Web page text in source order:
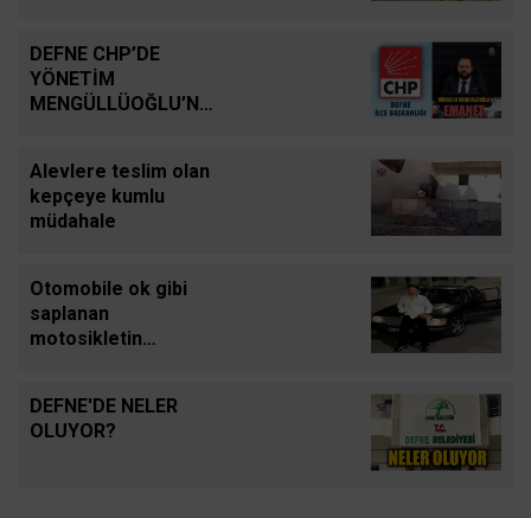
DEFNE CHP’DE
YÖNETİM
MENGÜLLÜOĞLU’NA
Alevlere teslim olan
kepçeye kumlu
müdahale
Otomobile ok gibi
saplanan
motosikletin
kalarak can verdiği
kaza kamerada
DEFNE'DE NELER
OLUYOR?